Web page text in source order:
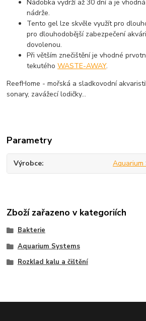
Nádobka vydrží až 30 dní a je
nádrže.
Tento gel lze skvěle využít pro
pro dlouhodobější zabezpečení
dovolenou.
Při větším znečištění je vhodné
tekutéhoWASTE-AWAY.
ReefHome - mořská a sladkovodní
sonary, zavážecí lodičky...
Parametry
Výrobce Aquarium
Zboží zařazeno v kategoriích
Bakterie
Aquarium Systems
Rozklad kalu a čištění